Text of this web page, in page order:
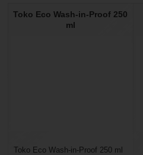
Toko Eco Wash-in-Proof 250
ml
Toko Eco Wash-in-Proof 250 ml